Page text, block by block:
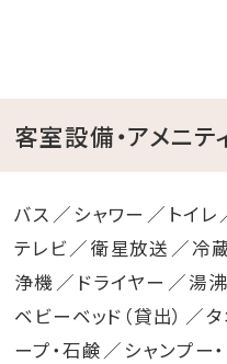
客室設備・アメニテ
バス シャワー トイレ
テレビ
衛星放送 冷
浄機
ドライヤー 湯
ベビーベッド（貸出）
ープ・石鹸
シャンプー